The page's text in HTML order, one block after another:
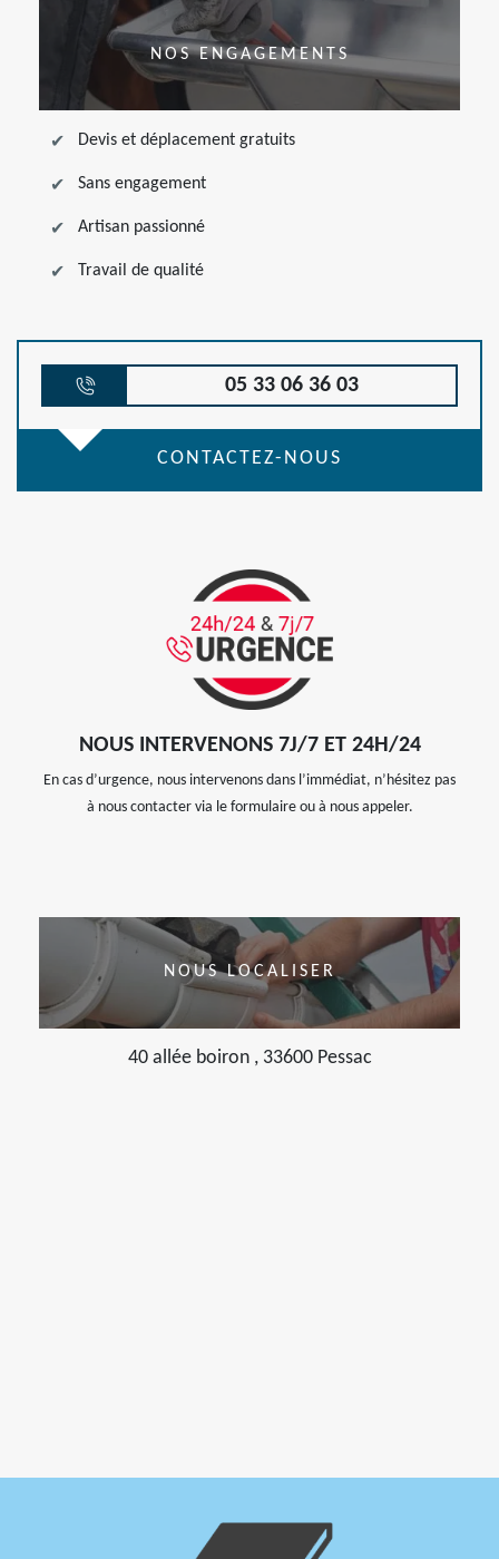
NOS ENGAGEMENTS
Devis et déplacement gratuits
Sans engagement
Artisan passionné
Travail de qualité
05 33 06 36 03
CONTACTEZ-NOUS
NOUS INTERVENONS 7J/7 ET 24H/24
En cas d’urgence, nous intervenons dans l’immédiat, n’hésitez pas
à nous contacter via le formulaire ou à nous appeler.
NOUS LOCALISER
40 allée boiron , 33600 Pessac